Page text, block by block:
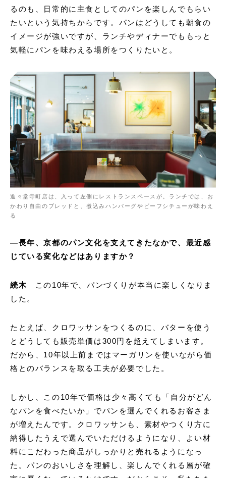
るのも、日常的に主食としてのパンを楽しんでもらい
たいという気持ちからです。パンはどうしても朝食の
イメージが強いですが、ランチやディナーでももっと
気軽にパンを味わえる場所をつくりたいと。
進々堂寺町店は、入って左側にレストランスペースが。ランチでは、お
かわり自由のブレッドと、煮込みハンバーグやビーフシチューが味わえ
る
—長年、京都のパン文化を支えてきたなかで、最近感
じている変化などはありますか？
続木
この10年で、パンづくりが本当に楽しくなりま
した。
たとえば、クロワッサンをつくるのに、バターを使う
とどうしても販売単価は300円を超えてしまいます。
だから、10年以上前まではマーガリンを使いながら価
格とのバランスを取る工夫が必要でした。
しかし、この10年で価格は少々高くても「自分がどん
なパンを食べたいか」でパンを選んでくれるお客さま
が増えたんです。クロワッサンも、素材やつくり方に
納得したうえで選んでいただけるようになり、よい材
料にこだわった商品がしっかりと売れるようになっ
た。パンのおいしさを理解し、楽しんでくれる層が確